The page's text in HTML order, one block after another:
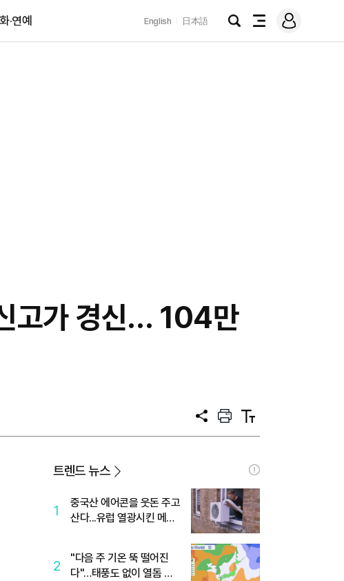
·연예 English 日本語
검
전
메
그
고가 경신… 104만
공
프
트
텍
트
트렌드 뉴스
1
중국산 에어콘을 웃돈 주고
산다...유럽 열광시킨 메이
2
"다음 주 기온 뚝 떨어진
다"…태풍도 없이 열돔 박